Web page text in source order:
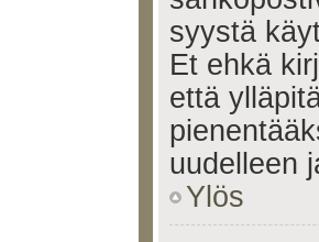
syystä
Et ehkä
että
uudelleen
Ylös